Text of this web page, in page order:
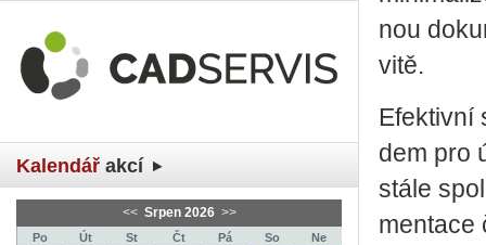
Kalendář akcí
<< Srpen 2026 >>
Po Út St Čt Pá So
Ne
nou
vi­tě.
Efek­tiv­ní
dem pro
stále
men­ta­ce